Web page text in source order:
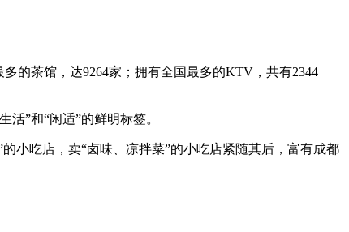
的茶馆，达9264家；拥有全国最多的KTV，共有2344
”和“闲适”的鲜明标签。
小吃店，卖“卤味、凉拌菜”的小吃店紧随其后，富有成都